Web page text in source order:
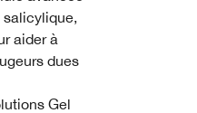
salicylique,
aider à
dues
Gel